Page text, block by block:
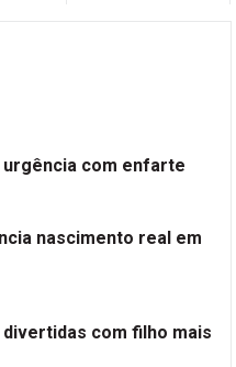
urgência com enfarte
nascimento real em
com filho mais